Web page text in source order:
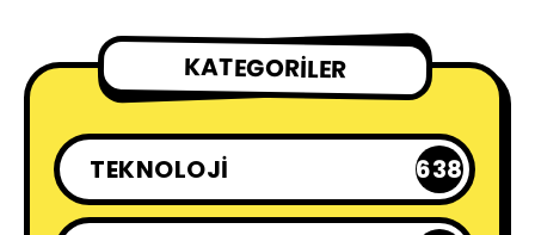
KATEGORILER
TEKNOLOJI 638